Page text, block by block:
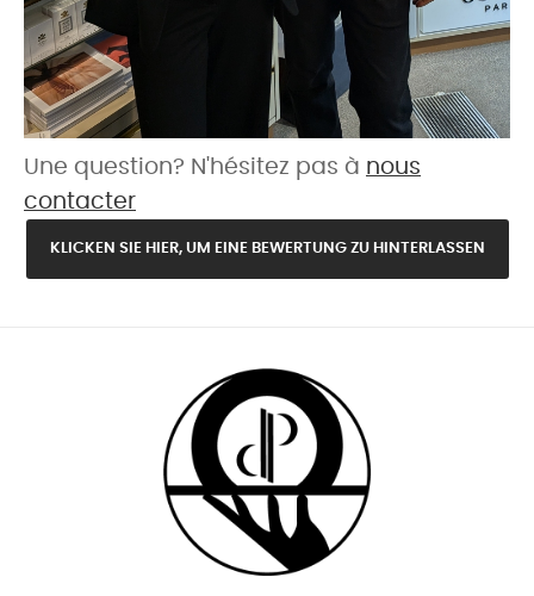
Une question? N'hésitez pas à nous
contacter
KLICKEN SIE HIER, UM EINE BEWERTUNG ZU HINTERLASSEN